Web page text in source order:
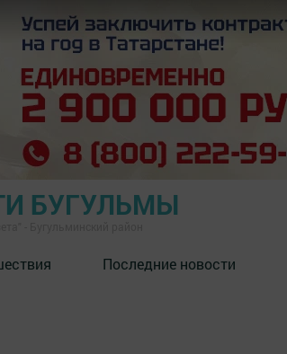
БУГУЛЬМЫ
Последние новости